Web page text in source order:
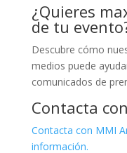
¿Quieres
de tu
Descubre cómo
medios puede
comunicados de
Contacta
Contacta con MMI
información.